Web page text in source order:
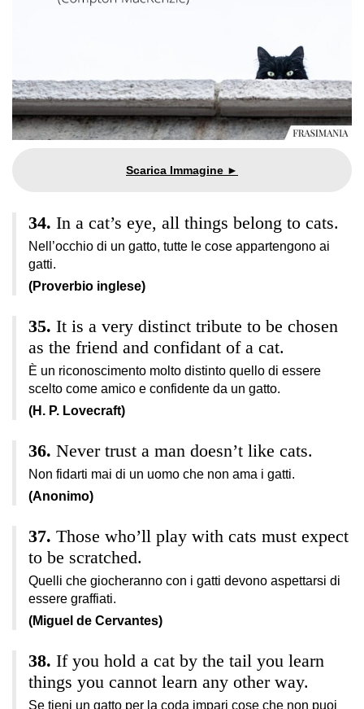
In a cat’s eye, all things belong to cats.
Nell’occhio di un gatto, tutte le cose appartengono ai
gatti.
(Proverbio inglese)
It is a very distinct tribute to be chosen
as the friend and confidant of a cat.
È un riconoscimento molto distinto quello di essere
scelto come amico e confidente da un gatto.
(H. P. Lovecraft)
Never trust a man doesn’t like cats.
Non fidarti mai di un uomo che non ama i gatti.
(Anonimo)
Those who’ll play with cats must expect
to be scratched.
Quelli che giocheranno con i gatti devono aspettarsi di
essere graffiati.
(Miguel de Cervantes)
If you hold a cat by the tail you learn
things you cannot learn any other way.
Se tieni un gatto per la coda impari cose che non puoi